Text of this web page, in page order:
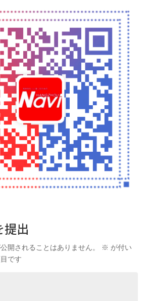
提出
開されることはありません。 ※ が付い
です